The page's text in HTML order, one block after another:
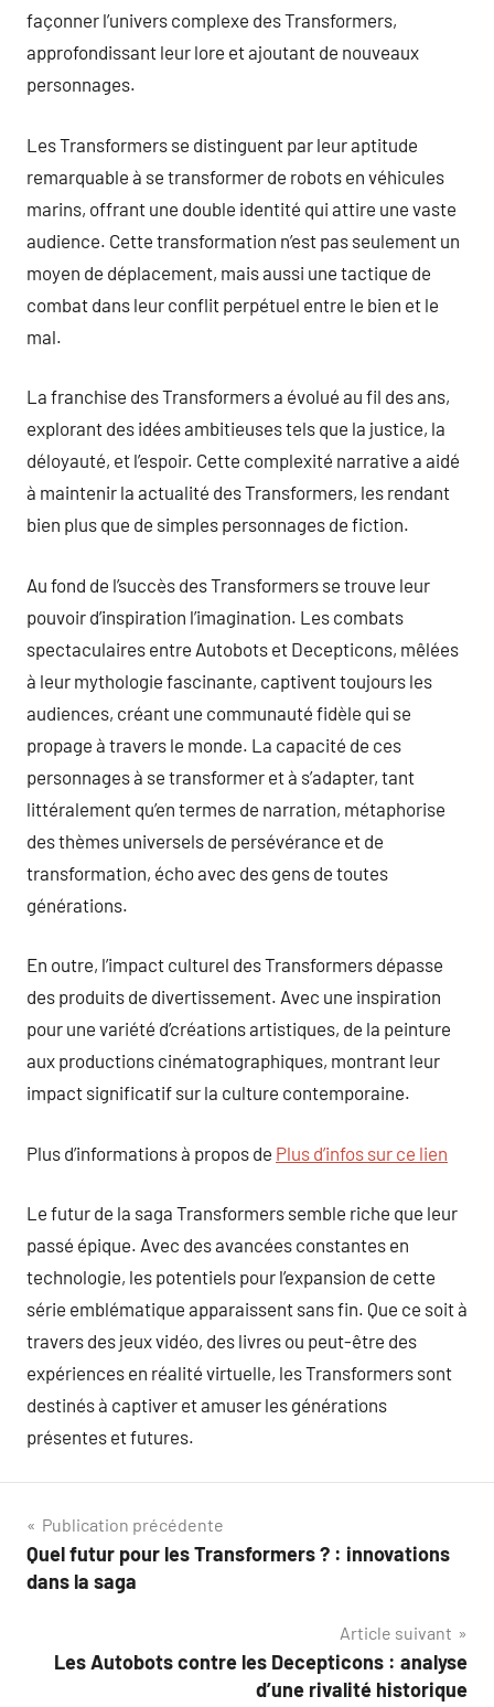
façonner l’univers complexe des Transformers,
approfondissant leur lore et ajoutant de nouveaux
personnages.
Les Transformers se distinguent par leur aptitude
remarquable à se transformer de robots en véhicules
marins, offrant une double identité qui attire une vaste
audience. Cette transformation n’est pas seulement un
moyen de déplacement, mais aussi une tactique de
combat dans leur conflit perpétuel entre le bien et le
mal.
La franchise des Transformers a évolué au fil des ans,
explorant des idées ambitieuses tels que la justice, la
déloyauté, et l’espoir. Cette complexité narrative a aidé
à maintenir la actualité des Transformers, les rendant
bien plus que de simples personnages de fiction.
Au fond de l’succès des Transformers se trouve leur
pouvoir d’inspiration l’imagination. Les combats
spectaculaires entre Autobots et Decepticons, mêlées
à leur mythologie fascinante, captivent toujours les
audiences, créant une communauté fidèle qui se
propage à travers le monde. La capacité de ces
personnages à se transformer et à s’adapter, tant
littéralement qu’en termes de narration, métaphorise
des thèmes universels de persévérance et de
transformation, écho avec des gens de toutes
générations.
En outre, l’impact culturel des Transformers dépasse
des produits de divertissement. Avec une inspiration
pour une variété d’créations artistiques, de la peinture
aux productions cinématographiques, montrant leur
impact significatif sur la culture contemporaine.
Plus d’informations à propos de Plus d’infos sur ce lien
Le futur de la saga Transformers semble riche que leur
passé épique. Avec des avancées constantes en
technologie, les potentiels pour l’expansion de cette
série emblématique apparaissent sans fin. Que ce soit à
travers des jeux vidéo, des livres ou peut-être des
expériences en réalité virtuelle, les Transformers sont
destinés à captiver et amuser les générations
présentes et futures.
Navigation
de
Publication précédente
Quel futur pour les Transformers ? : innovations
dans la saga
Article suivant
Les Autobots contre les Decepticons : analyse
d’une rivalité historique